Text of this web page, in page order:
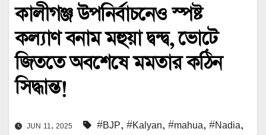
কালীগঞ্জ উপনির্বাচনেও স্পষ্ট
কল্যাণ বনাম মহুয়া দ্বন্দ্ব, ভোটে
জিততে অবশেষে মমতার কঠিন
সিদ্ধান্ত!
JUN 11, 2025 #BJP, #Kalyan, #mahua, #Nadia,